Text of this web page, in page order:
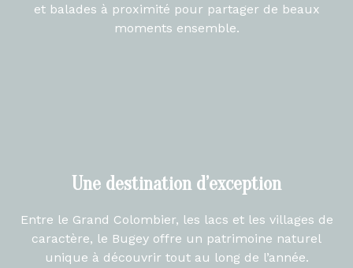
et balades à proximité pour partager de beaux
moments ensemble.
Une destination d’exception
Entre le Grand Colombier, les lacs et les villages de
caractère, le Bugey offre un patrimoine naturel
unique à découvrir tout au long de l’année.